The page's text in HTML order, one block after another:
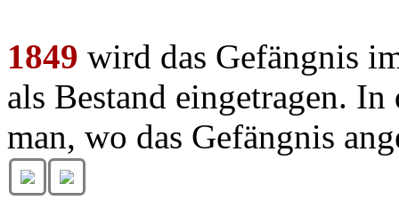
1849 wird das Gefängnis
als Bestand eingetragen.
man, wo das Gefängnis